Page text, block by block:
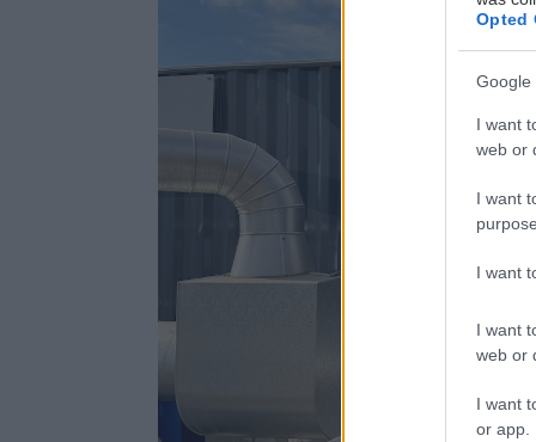
Opted
Google
I want
web or
I want
I want
I want
web or
I want
or app.